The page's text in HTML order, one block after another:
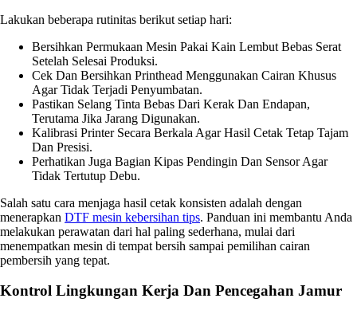
Lakukan beberapa rutinitas berikut setiap hari:
Bersihkan Permukaan Mesin Pakai Kain Lembut Bebas Serat
Setelah Selesai Produksi.
Cek Dan Bersihkan Printhead Menggunakan Cairan Khusus
Agar Tidak Terjadi Penyumbatan.
Pastikan Selang Tinta Bebas Dari Kerak Dan Endapan,
Terutama Jika Jarang Digunakan.
Kalibrasi Printer Secara Berkala Agar Hasil Cetak Tetap Tajam
Dan Presisi.
Perhatikan Juga Bagian Kipas Pendingin Dan Sensor Agar
Tidak Tertutup Debu.
Salah satu cara menjaga hasil cetak konsisten adalah dengan
menerapkan DTF mesin kebersihan tips. Panduan ini membantu Anda
melakukan perawatan dari hal paling sederhana, mulai dari
menempatkan mesin di tempat bersih sampai pemilihan cairan
pembersih yang tepat.
Kontrol Lingkungan Kerja Dan Pencegahan Jamur